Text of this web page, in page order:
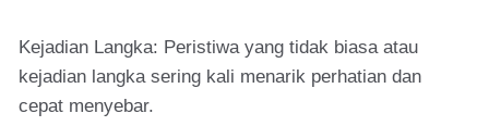
Kejadian Langka: Peristiwa yang tidak biasa atau
kejadian langka sering kali menarik perhatian dan
cepat menyebar.